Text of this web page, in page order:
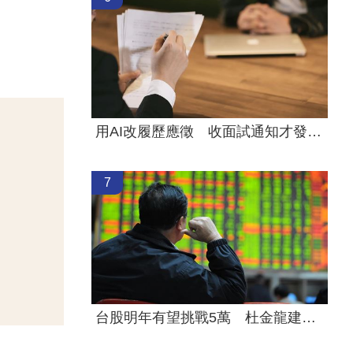
用AI改履歷應徵 收面試通知才發現被誇大
7
台股明年有望挑戰5萬 杜金龍建議配置ETF